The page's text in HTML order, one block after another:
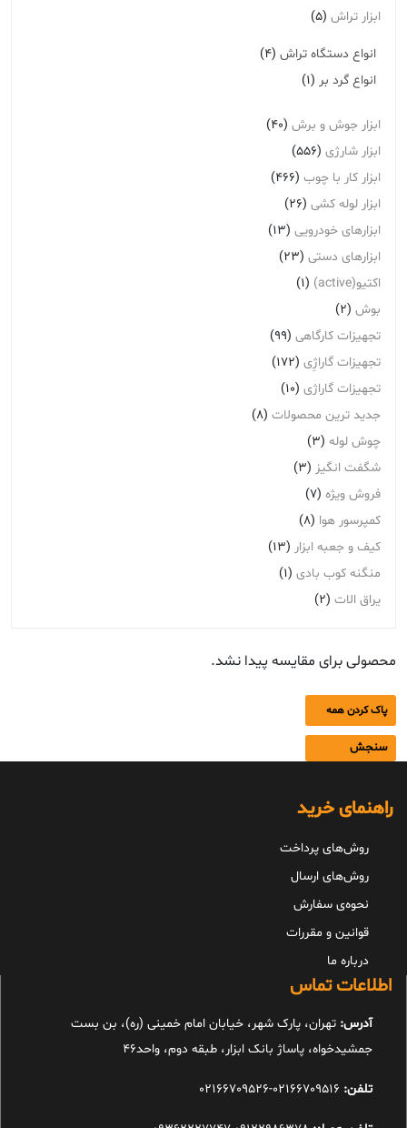
ابزار تراش (5)
انواع دستگاه تراش (4)
انواع گرد بر (1)
ابزار جوش و برش (40)
ابزار شارژی (556)
ابزار کار با چوب (466)
ابزار لوله کشی (26)
ابزارهای خودرویی (13)
ابزارهای دستی (23)
اکتیو(active)
(1)
بوش (2)
تجهیزات کارگاهی (99)
تجهیزات گاراژِی (172)
تجهیزات گاراژی (10)
جدید ترین محصولات (8)
چوش لوله (3)
شگفت انگیز (3)
فروش ویژه (7)
کمپرسور هوا (8)
کیف و جعبه ابزار (13)
منگنه کوب بادی (1)
یراق الات (2)
محصولی برای مقایسه پیدا نشد.
پاک کردن همه
سنجش
راهنمای خرید
روش‌های پرداخت
روش‌های ارسال
نحوه‌ی سفارش
قوانین و مقررات
درباره ما
اطلاعات تماس
آدرس: تهران، پارک شهر، خیابان امام خمینی (ره)، بن بست
جمشیدخواه، پاساژ بانک ابزار، طبقه دوم، واحد46
تلفن: